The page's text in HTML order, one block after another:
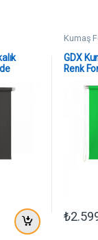
Kumaş
GDX
Renk
₺